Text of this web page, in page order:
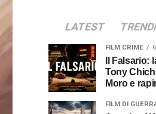
LATEST
FILM CRIME
Tony
Moro e
FILM DI